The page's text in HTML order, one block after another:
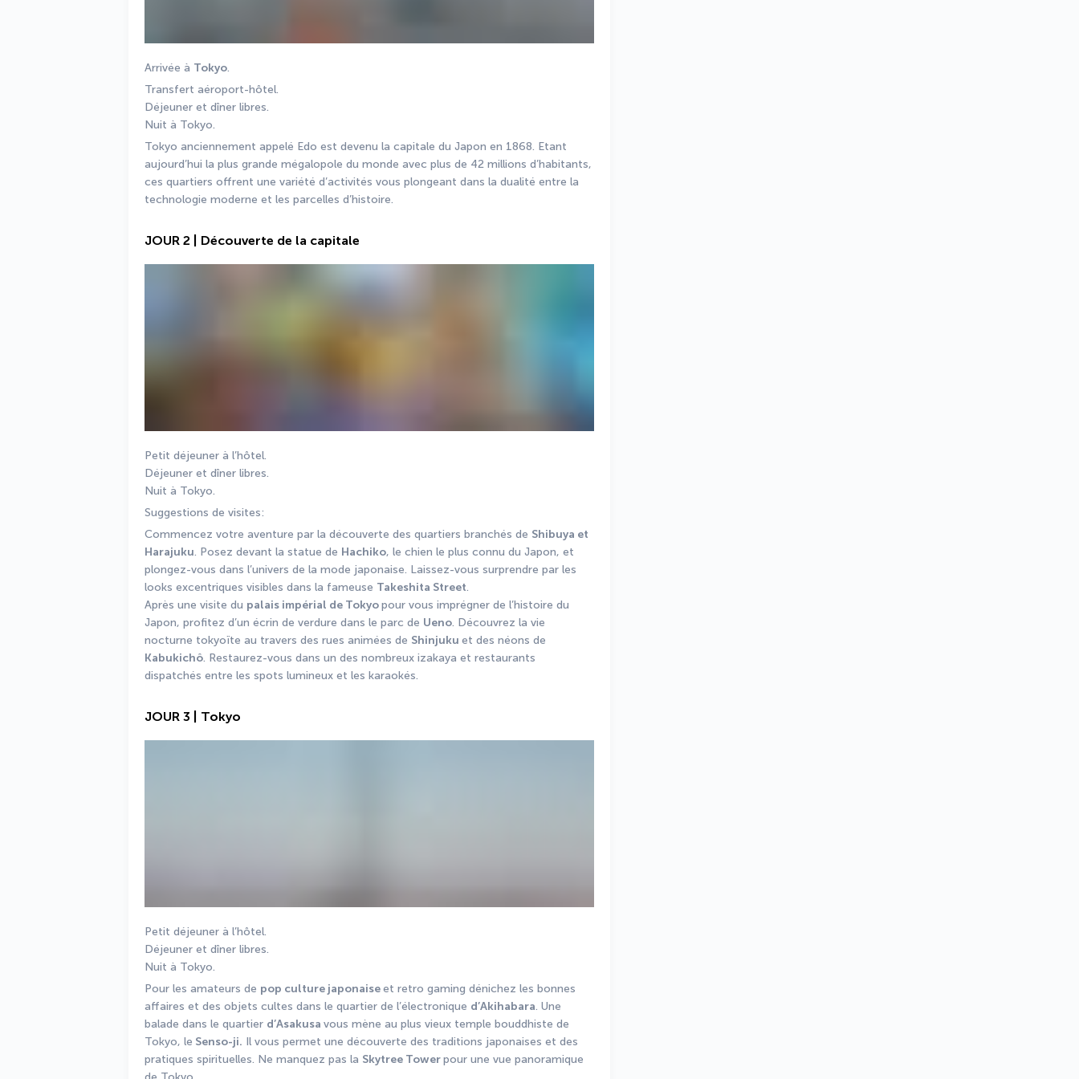
Arrivée à Tokyo.
Transfert aéroport-hôtel.
Déjeuner et dîner libres.
Nuit à Tokyo.
Tokyo anciennement appelé Edo est devenu la capitale du Japon en 1868. Etant
aujourd’hui la plus grande mégalopole du monde avec plus de 42 millions d’habitants,
ces quartiers offrent une variété d’activités vous plongeant dans la dualité entre la
technologie moderne et les parcelles d’histoire.
JOUR 2 | Découverte de la capitale
Petit déjeuner à l’hôtel.
Déjeuner et dîner libres.
Nuit à Tokyo.
Suggestions de visites:
Commencez votre aventure par la découverte des quartiers branchés de Shibuya et
Harajuku. Posez devant la statue de Hachiko, le chien le plus connu du Japon, et
plongez-vous dans l’univers de la mode japonaise. Laissez-vous surprendre par les
looks excentriques visibles dans la fameuse Takeshita Street.
Après une visite du palais impérial de Tokyo pour vous imprégner de l’histoire du
Japon, profitez d’un écrin de verdure dans le parc de Ueno. Découvrez la vie
nocturne tokyoïte au travers des rues animées de Shinjuku
Kabukichô. Restaurez-vous dans un des nombreux izakaya et restaurants
dispatchés entre les spots lumineux et les karaokés.
JOUR 3 | Tokyo
Petit déjeuner à l’hôtel.
Déjeuner et dîner libres.
Nuit à Tokyo.
Pour les amateurs de pop culture japonaise et retro gaming dénichez les bonnes
affaires et des objets cultes dans le quartier de l’électronique d’Akihabara. Une
balade dans le quartier d’Asakusa vous mène au plus vieux temple bouddhiste de
Tokyo, le Senso-ji. Il vous permet une découverte des traditions japonaises et des
pratiques spirituelles. Ne manquez pas la Skytree Tower pour une vue panoramique